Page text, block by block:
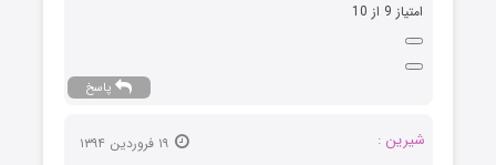
امتیاز 9 از 10
پاسخ
شیرین :